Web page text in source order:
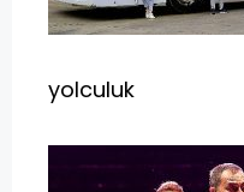
yolculuk